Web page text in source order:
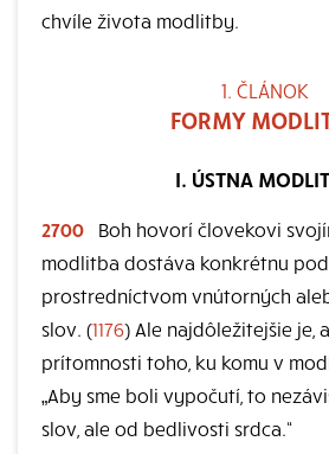
chvíle života modlitby.
1. ČLÁNOK
FORMY
I. ÚSTNA
2700
Boh hovorí človekovi
modlitba dostáva konkrétnu
prostredníctvom vnútorných
slov. (1176) Ale najdôležitejšie je,
prítomnosti toho, ku komu v
„Aby sme boli vypočutí, to
slov, ale od bedlivosti srdca.“